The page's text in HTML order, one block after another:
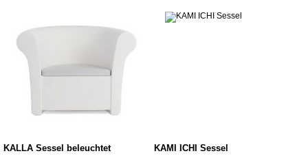
KALLA Sessel beleuchtet KAMI ICHI Sessel